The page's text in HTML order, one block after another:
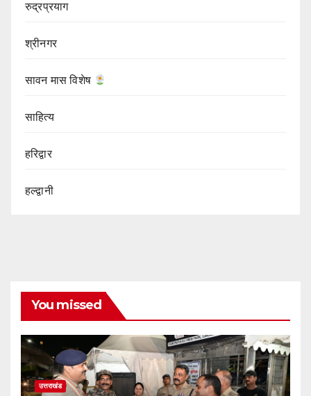
रुद्रप्रयाग
श्रीनगर
सावन मास विशेष
साहित्य
हरिद्वार
हल्द्वानी
You missed
उत्तराखंड